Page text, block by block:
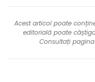
Acest articol poate
editorială poate
Consultați